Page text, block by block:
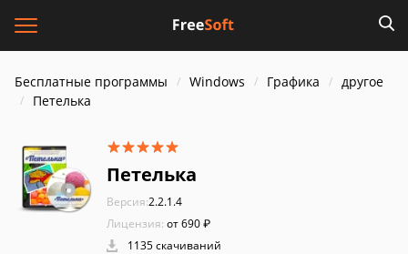
Бесплатные программы Windows Графика
другое
Петелька
Петелька
Версия:2.2.1.4
Лицензия: от 690 ₽
1135 скачиваний